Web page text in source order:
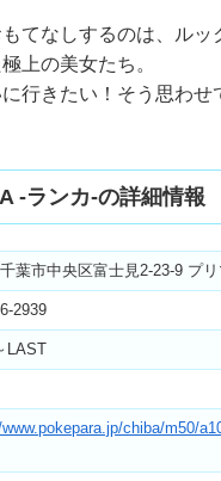
てなしするのは、ルッ
上の美女たち。
行きたい！そう思わせ
-ランカ-の詳細情報
葉市中央区富士見2-23-9 プ
2939
LAST
chiba/m50/